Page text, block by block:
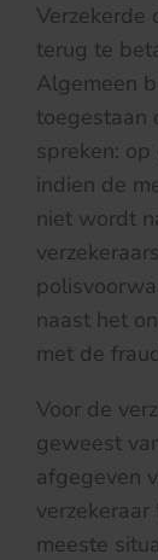
Verzekerde
terug te
Algemeen
toegestaan
spreken:
indien de
niet wordt
naast het
met de
Voor de
geweest
afgegeven
meeste